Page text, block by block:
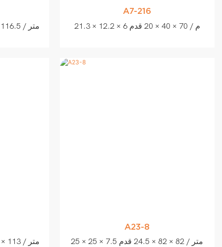
A7-216
21.3 × 12.2 × 6 م / 70 × 40 × 20 قدم
A23-8
25 × 25 × 7.5 متر / 82 × 82 × 24.5 قدم